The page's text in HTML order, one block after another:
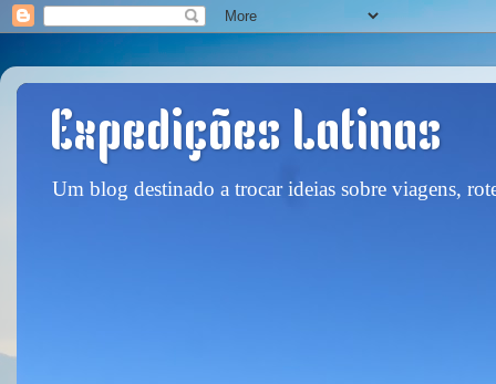
Expedições Latinas
Um blog destinado a trocar ideias sobre viagens,